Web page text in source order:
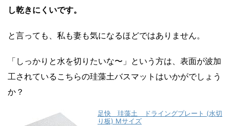
し乾きにくいです。
と言っても、私も妻も気になるほどではありません。
「しっかりと水を切りたいな〜」という方は、表面が波加
工されているこちらの珪藻土バスマットはいかがでしょう
か？
足快 珪藻土 ドライングプレート (水切
り板) Mサイズ